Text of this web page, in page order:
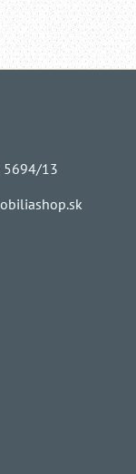
5694/13